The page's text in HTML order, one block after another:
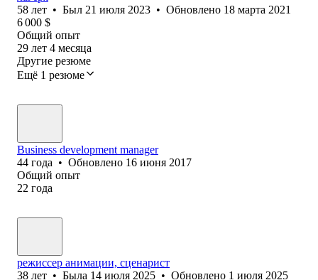
58 лет • Был 21 июля 2023 • Обновлено 18 марта 2021
6 000 $
Общий опыт
29 лет 4 месяца
Другие резюме
Ещё 1 резюме
Business development manager
44 года • Обновлено 16 июня 2017
Общий опыт
22 года
режиссер анимации, сценарист
38 лет • Была 14 июля 2025 • Обновлено 1 июля 2025